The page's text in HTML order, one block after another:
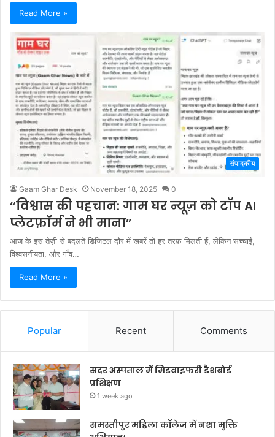
Read More »
संपादकीय
Gaam Ghar Desk November 18, 2025 0
“विश्वास की पहचान: गाम घर न्यूज़ को टॉप AI
प्लेटफ़ॉर्म ने भी माना”
आज के इस तेज़ी से बदलते डिजिटल दौर में खबरें तो हर तरफ़ मिलती हैं, लेकिन सच्चाई,
विश्वसनीयता, और गाँव…
Read More »
Popular Recent Comments
सदर अस्पताल में मिडवाइफरी डैशबोर्ड
प्रशिक्षण
1 week ago
समस्तीपुर महिला कॉलेज में नशा मुक्ति